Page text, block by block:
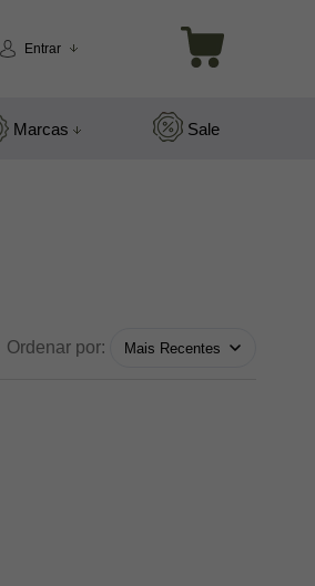
Entrar
Marcas Sale
Ordenar por: